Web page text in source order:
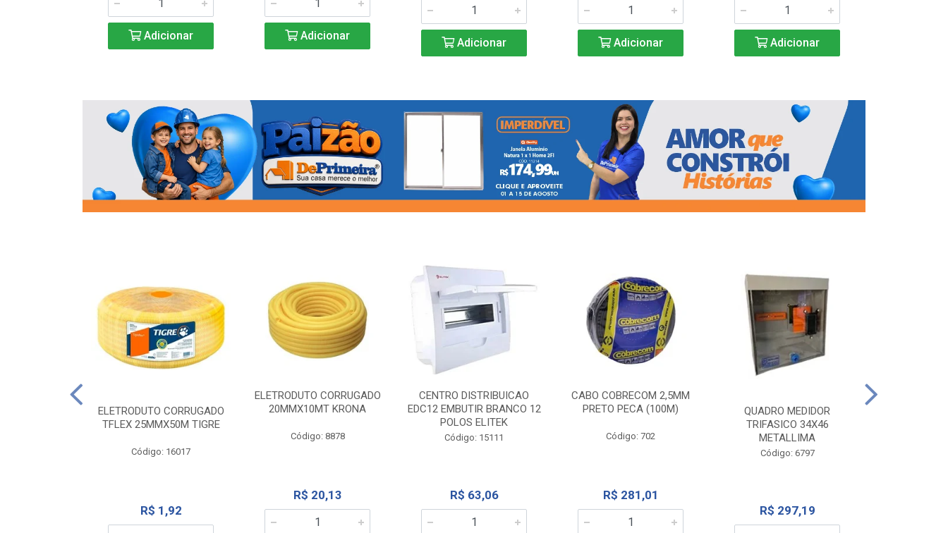
Adicionar Adicionar
Adicionar Adicionar Adicionar
ELETRODUTO CORRUGADO
TFLEX 25MMX50M TIGRE
Código: 16017
R$ 1,92
ELETRODUTO CORRUGADO
20MMX10MT KRONA
Código: 8878
R$ 20,13
CENTRO DISTRIBUICAO
EDC12 EMBUTIR BRANCO 12
POLOS ELITEK
Código: 15111
R$ 63,06
CABO COBRECOM 2,5MM
PRETO PECA (100M)
Código: 702
R$ 281,01
QUADRO MEDIDOR
TRIFASICO 34X46
METALLIMA
Código: 6797
R$ 297,19